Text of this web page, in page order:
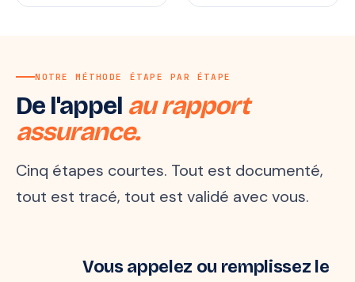
NOTRE MÉTHODE ÉTAPE PAR ÉTAPE
De l'appel au rapport
assurance.
Cinq étapes courtes. Tout est documenté,
tout est tracé, tout est validé avec vous.
Vous appelez ou remplissez le
Marie · 06 ●●